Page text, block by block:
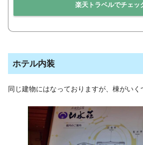
楽天トラベルでチェッ
ホテル内装
同じ建物にはなっておりますが、棟がいく